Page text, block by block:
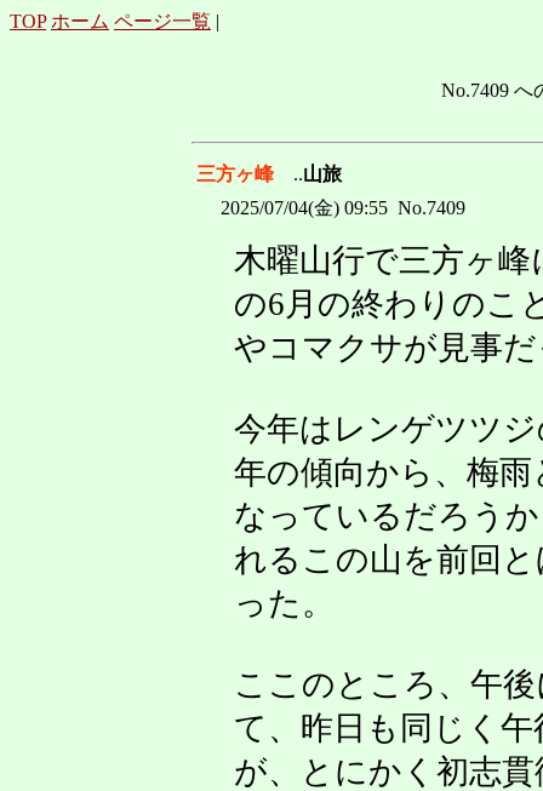
TOP ホーム ページ一覧 |
No.7409 へ
三方ヶ峰 ..山旅
2025/07/04(金) 09:55 No.7409
木曜山行で三方ヶ
の6月の終わりのこ
やコマクサが見事
今年はレンゲツツ
年の傾向から、梅
なっているだろう
れるこの山を前回
った。
ここのところ、午
て、昨日も同じく
が、とにかく初志